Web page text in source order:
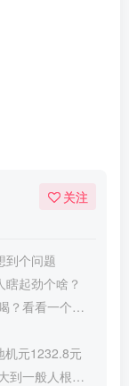
关注
到个问题
起劲个啥？
媒体博主的分享
机元1232.8元
根本承受不起